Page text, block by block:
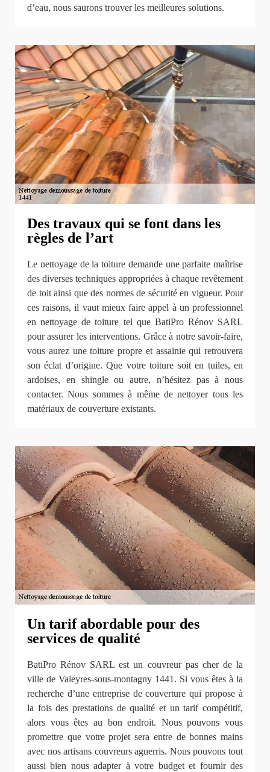
d’eau, nous saurons trouver les meilleures solutions.
Des travaux qui se font dans les
règles de l’art
Le nettoyage de la toiture demande une parfaite maîtrise
des diverses techniques appropriées à chaque revêtement
de toit ainsi que des normes de sécurité en vigueur. Pour
ces raisons, il vaut mieux faire appel à un professionnel
en nettoyage de toiture tel que BatiPro Rénov SARL
pour assurer les interventions. Grâce à notre savoir-faire,
vous aurez une toiture propre et assainie qui retrouvera
son éclat d’origine. Que votre toiture soit en tuiles, en
ardoises, en shingle ou autre, n’hésitez pas à nous
contacter. Nous sommes à même de nettoyer tous les
matériaux de couverture existants.
Un tarif abordable pour des
services de qualité
BatiPro Rénov SARL est un couvreur pas cher de la
ville de Valeyres-sous-montagny 1441. Si vous êtes à la
recherche d’une entreprise de couverture qui propose à
la fois des prestations de qualité et un tarif compétitif,
alors vous êtes au bon endroit. Nous pouvons vous
promettre que votre projet sera entre de bonnes mains
avec nos artisans couvreurs aguerris. Nous pouvons tout
aussi bien nous adapter à votre budget et fournir des